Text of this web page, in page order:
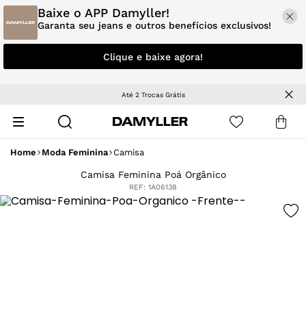
Baixe o APP Damyller!
Garanta seu jeans e outros benefícios exclusivos!
Clique e baixe agora!
Até 2 Trocas Grátis
Home Moda Feminina Camisa
Camisa Feminina Poá Orgânico
REF: 1A06138